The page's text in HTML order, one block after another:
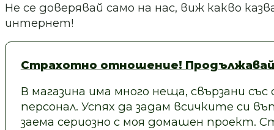
Не се доверявай само на нас, виж какво
интернет!
Страхотно отношение!
В магазина има много неща, свързани
персонал. Успях да задам всичките си
заема сериозно с моя домашен